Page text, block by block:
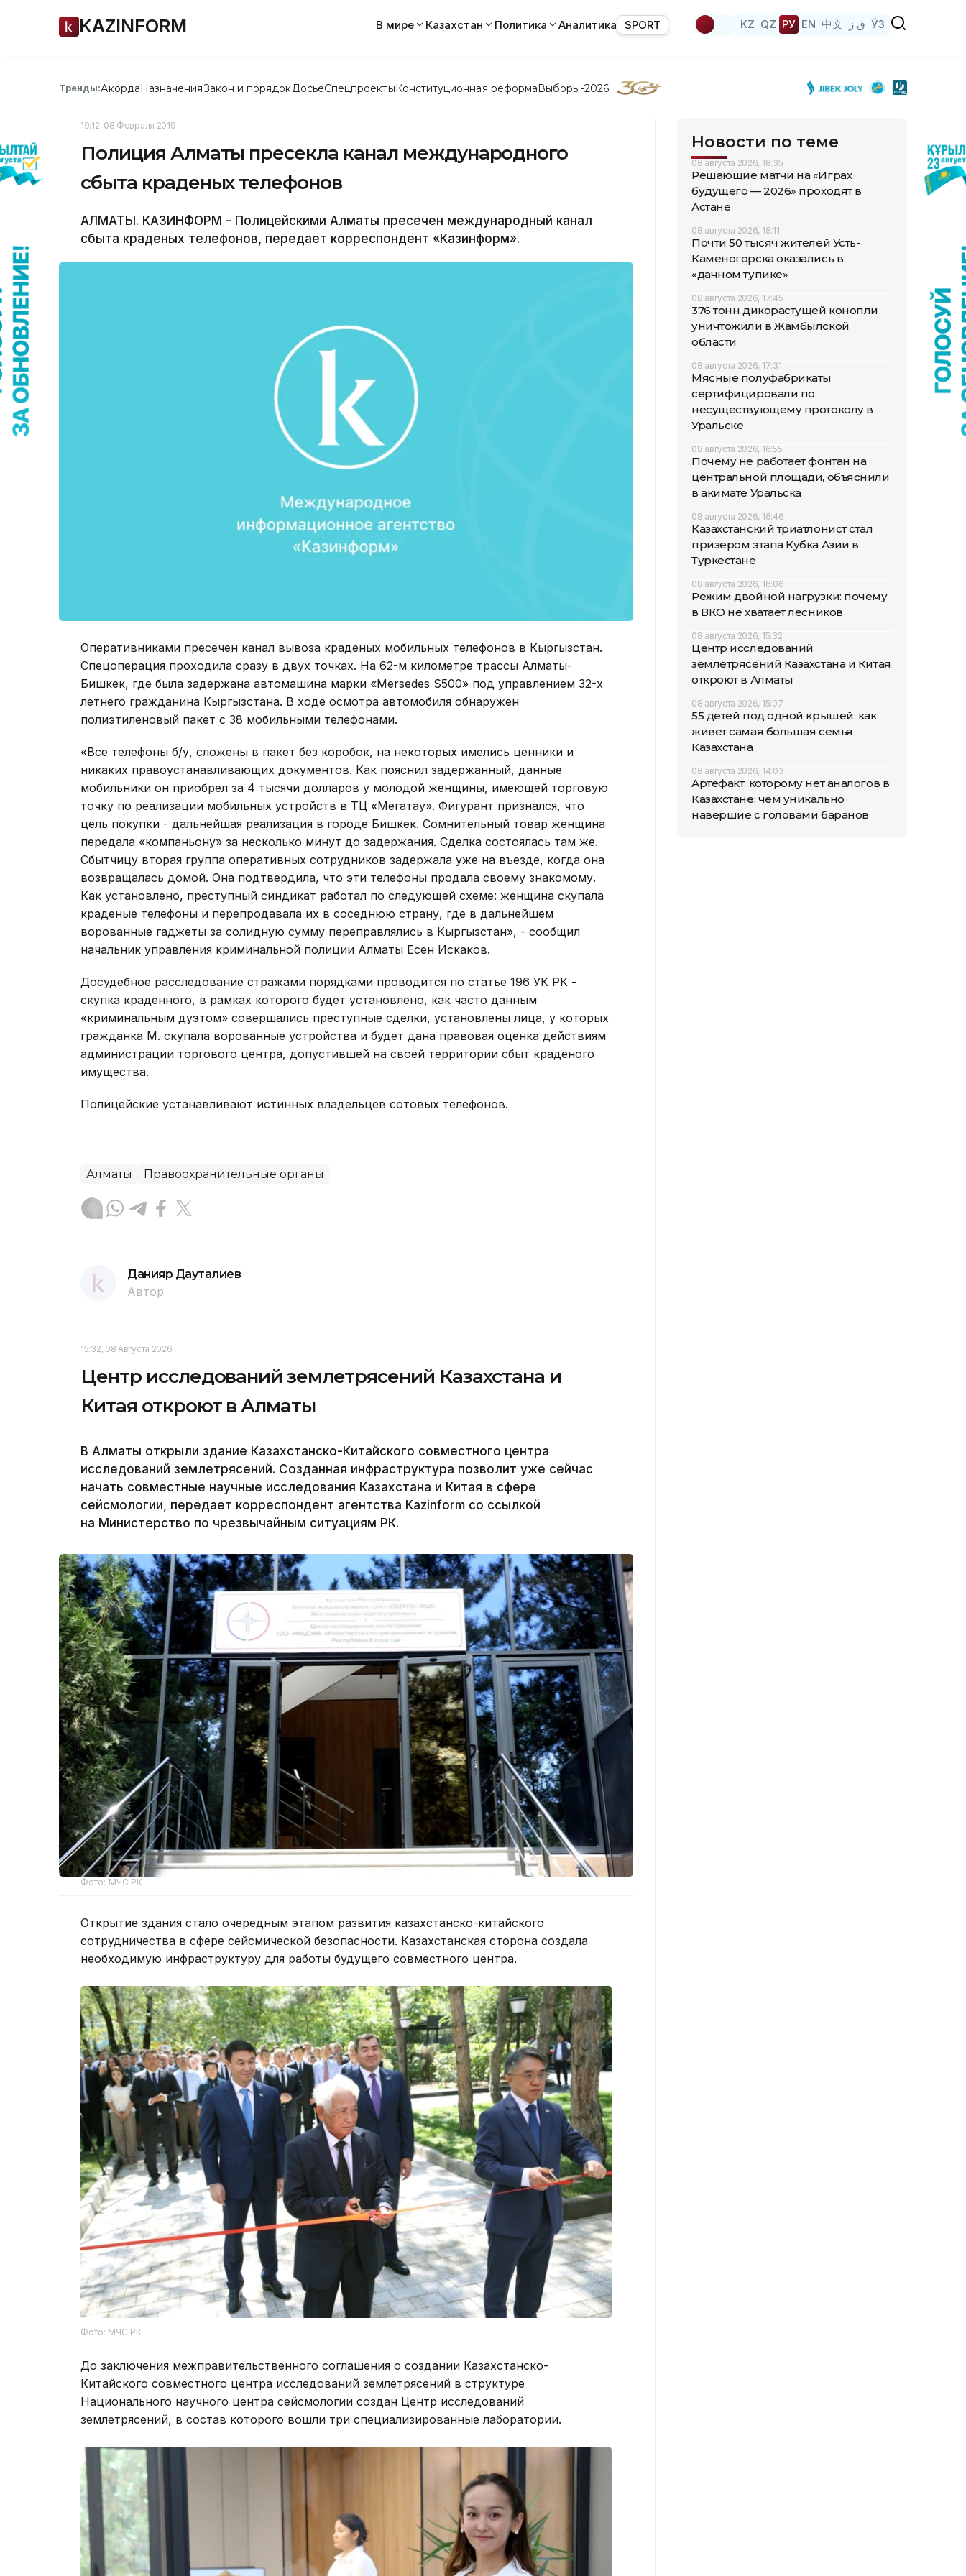
KAZINFORM В мире Казахстан Политика Аналитика SPORT KZ QZ РУ EN 中文 ق ز ЎЗ
Тренды:АкордаНазначенияЗакон и порядок ДосьеСпецпроектыКонституционная реформаВыборы-2026
19:12, 08 Февраля 2019
Полиция Алматы пресекла канал международного
сбыта краденых телефонов
АЛМАТЫ. КАЗИНФОРМ - Полицейскими Алматы пресечен международный канал
сбыта краденых телефонов, передает корреспондент «Казинформ».
Оперативниками пресечен канал вывоза краденых мобильных телефонов в Кыргызстан.
Спецоперация проходила сразу в двух точках. На 62-м километре трассы Алматы-
Бишкек, где была задержана автомашина марки «Mersedes S500» под управлением 32-х
летнего гражданина Кыргызстана. В ходе осмотра автомобиля обнаружен
полиэтиленовый пакет с 38 мобильными телефонами.
«Все телефоны б/у, сложены в пакет без коробок, на некоторых имелись ценники и
никаких правоустанавливающих документов. Как пояснил задержанный, данные
мобильники он приобрел за 4 тысячи долларов у молодой женщины, имеющей торговую
точку по реализации мобильных устройств в ТЦ «Мегатау». Фигурант признался, что
цель покупки - дальнейшая реализация в городе Бишкек. Сомнительный товар женщина
передала «компаньону» за несколько минут до задержания. Сделка состоялась там же.
Сбытчицу вторая группа оперативных сотрудников задержала уже на въезде, когда она
возвращалась домой. Она подтвердила, что эти телефоны продала своему знакомому.
Как установлено, преступный синдикат работал по следующей схеме: женщина скупала
краденые телефоны и перепродавала их в соседнюю страну, где в дальнейшем
ворованные гаджеты за солидную сумму переправлялись в Кыргызстан», - сообщил
начальник управления криминальной полиции Алматы Есен Искаков.
Досудебное расследование стражами порядками проводится по статье 196 УК РК -
скупка краденного, в рамках которого будет установлено, как часто данным
«криминальным дуэтом» совершались преступные сделки, установлены лица, у которых
гражданка М. скупала ворованные устройства и будет дана правовая оценка действиям
администрации торгового центра, допустившей на своей территории сбыт краденого
имущества.
Полицейские устанавливают истинных владельцев сотовых телефонов.
Алматы Правоохранительные органы
Данияр Дауталиев
Автор
15:32, 08 Августа 2026
Центр исследований землетрясений Казахстана и
Китая откроют в Алматы
В Алматы открыли здание Казахстанско-Китайского совместного центра
исследований землетрясений. Созданная инфраструктура позволит уже сейчас
начать совместные научные исследования Казахстана и Китая в сфере
сейсмологии, передает корреспондент агентства Kazinform со ссылкой
на Министерство по чрезвычайным ситуациям РК.
Фото: МЧС РК
Открытие здания стало очередным этапом развития казахстанско-китайского
сотрудничества в сфере сейсмической безопасности. Казахстанская сторона создала
необходимую инфраструктуру для работы будущего совместного центра.
Фото: МЧС РК
До заключения межправительственного соглашения о создании Казахстанско-
Китайского совместного центра исследований землетрясений в структуре
Национального научного центра сейсмологии создан Центр исследований
землетрясений, в состав которого вошли три специализированные лаборатории.
Новости по теме
08 августа 2026, 18:35
Решающие матчи на «Играх
будущего — 2026» проходят в
Астане
08 августа 2026, 18:11
Почти 50 тысяч жителей Усть-
Каменогорска оказались в
«дачном тупике»
08 августа 2026, 17:45
376 тонн дикорастущей конопли
уничтожили в Жамбылской
области
08 августа 2026, 17:31
Мясные полуфабрикаты
сертифицировали по
несуществующему протоколу в
Уральске
08 августа 2026, 16:55
Почему не работает фонтан на
центральной площади, объяснили
в акимате Уральска
08 августа 2026, 16:46
Казахстанский триатлонист стал
призером этапа Кубка Азии в
Туркестане
08 августа 2026, 16:06
Режим двойной нагрузки: почему
в ВКО не хватает лесников
08 августа 2026, 15:32
Центр исследований
землетрясений Казахстана и Китая
откроют в Алматы
08 августа 2026, 15:07
55 детей под одной крышей: как
живет самая большая семья
Казахстана
08 августа 2026, 14:03
Артефакт, которому нет аналогов в
Казахстане: чем уникально
навершие с головами баранов